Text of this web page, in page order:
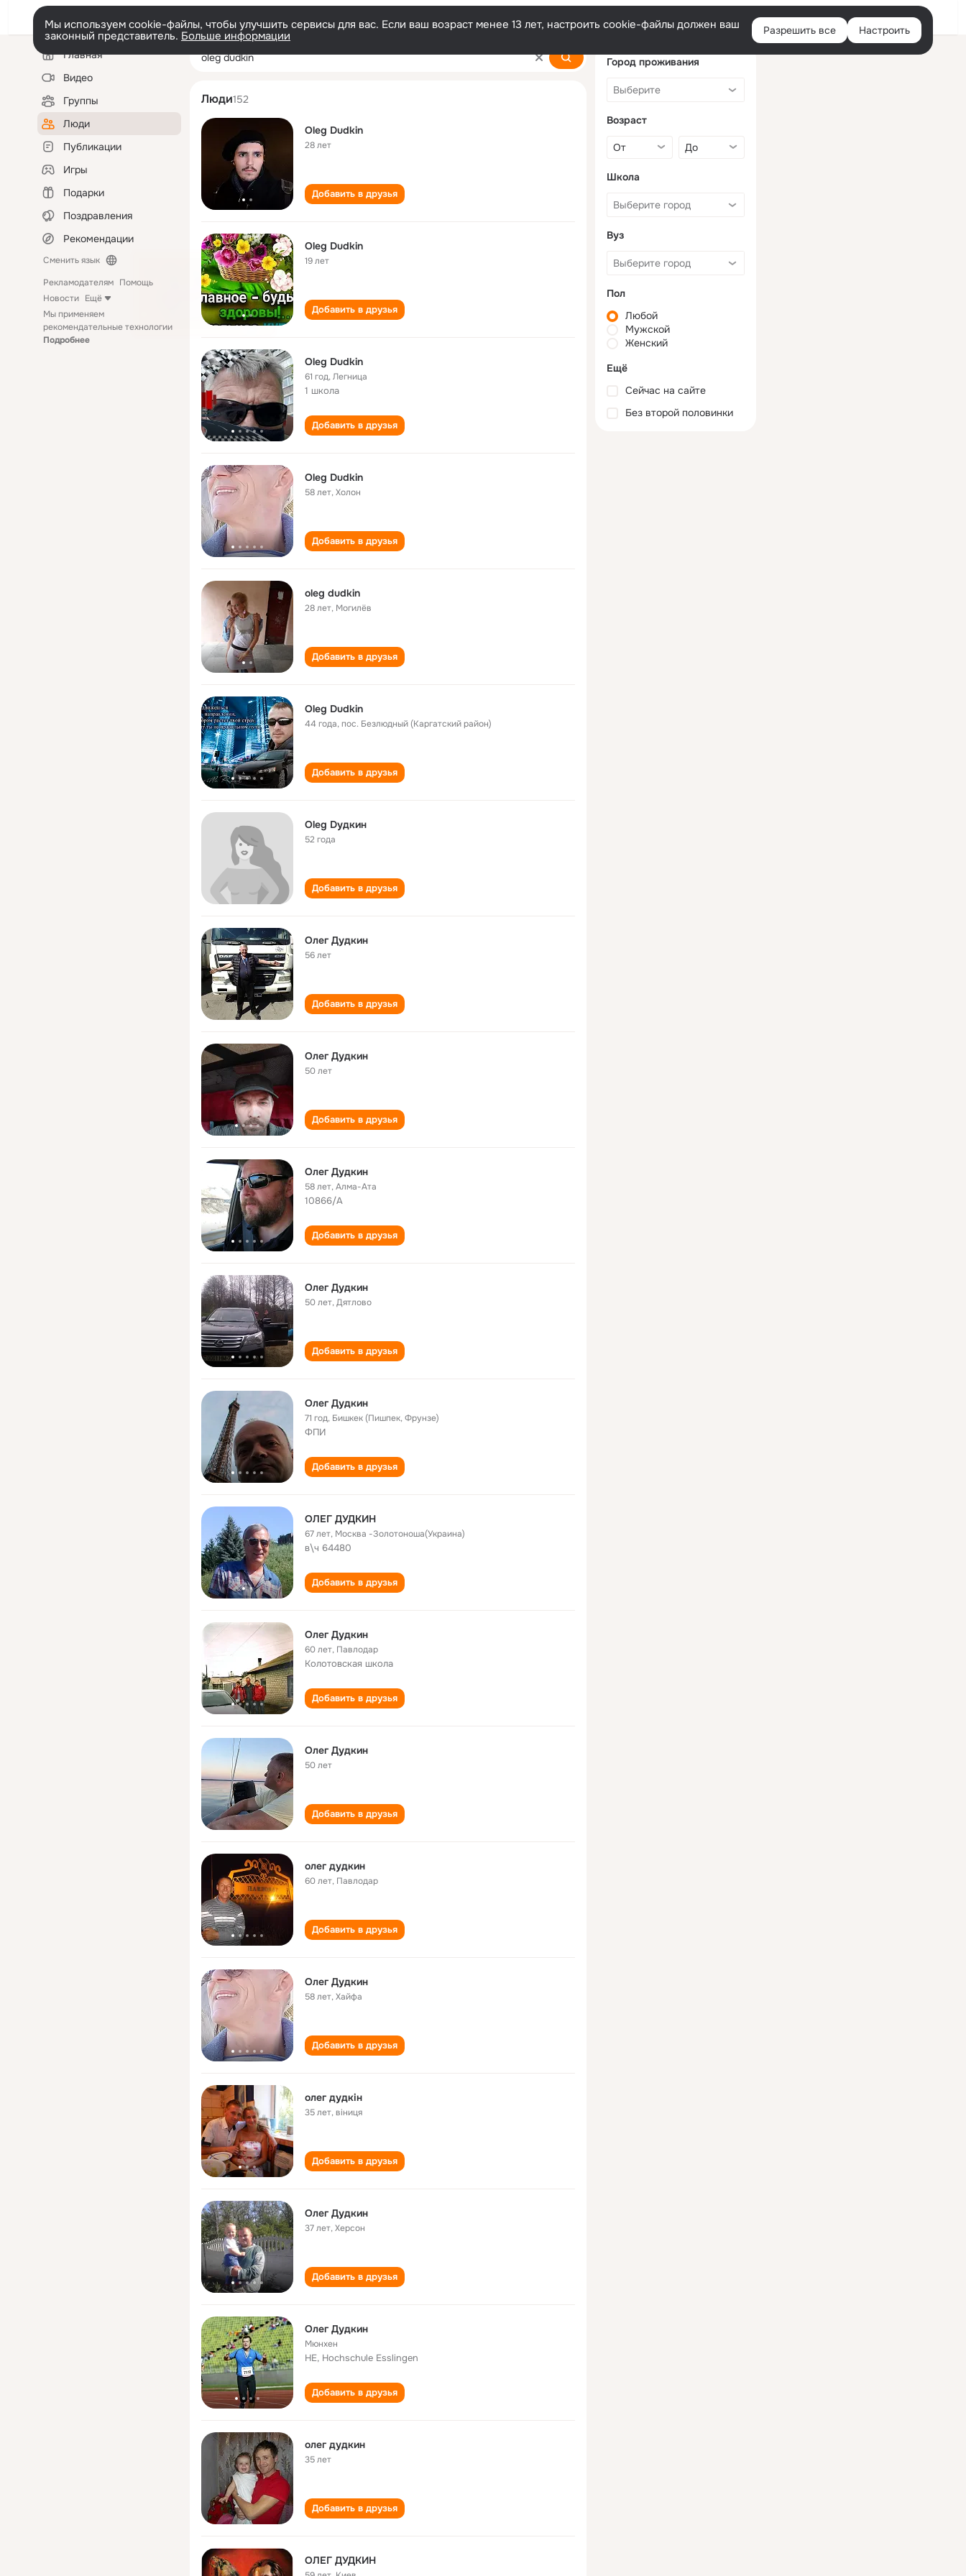
Войти
Мы используем cookie-файлы, чтобы улучшить сервисы для вас. Если ваш возраст менее 13 лет, настроить cookie-файлы должен ваш
законный представитель. Больше информации Разрешить все Настроить
Левая
колонкаГлавная
Видео
Группы
Люди
Публикации
Игры
Подарки
Поздравления
Рекомендации
Сменить язык
Рекламодателям Помощь
Новости Ещё
Мы применяем
рекомендательные технологии
Подробнее
oleg dudkin
Люди152
Oleg Dudkin
28 лет
Добавить в друзья
Oleg Dudkin
19 лет
Добавить в друзья
Oleg Dudkin
61 год,Легница
1 школа
Добавить в друзья
Oleg Dudkin
58 лет,Холон
Добавить в друзья
oleg dudkin
28 лет, Могилёв
Добавить в друзья
Oleg Dudkin
44 года,пос. Безлюдный (Каргатский район)
Добавить в друзья
Oleg Dудкин
52 года
Добавить в друзья
Олег Дудкин
56 лет
Добавить в друзья
Олег Дудкин
50 лет
Добавить в друзья
Олег Дудкин
58 лет,Алма-Ата
10866/A
Добавить в друзья
Олег Дудкин
50 лет,Дятлово
Добавить в друзья
Олег Дудкин
71 год, Бишкек (Пишпек, Фрунзе)
ФПИ
Добавить в друзья
ОЛЕГ ДУДКИН
67 лет, Москва -Золотоноша(Украина)
в\ч 64480
Добавить в друзья
Олег Дудкин
60 лет, Павлодар
Колотовская школа
Добавить в друзья
Олег Дудкин
50 лет
Добавить в друзья
олег дудкин
60 лет, Павлодар
Добавить в друзья
Олег Дудкин
58 лет,Хайфа
Добавить в друзья
олег дудкін
35 лет,віниця
Добавить в друзья
Олег Дудкин
37 лет,Херсон
Добавить в друзья
Олег Дудкин
Мюнхен
HE, Hochschule Esslingen
Добавить в друзья
олег дудкин
35 лет
Добавить в друзья
ОЛЕГ ДУДКИН
Город проживания
Возраст
Школа
Вуз
Пол
Любой
Мужской
Женский
Ещё
Сейчас на сайте
Без второй половинки